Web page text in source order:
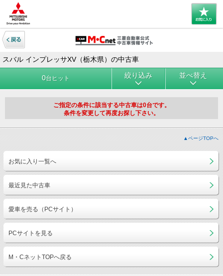
スバル インプレッサXV（栃木県）の中古車
0台ヒット 絞り込み 並べ替え
ご指定の条件に該当する中古車は0台です。
条件を変更して再度お探し下さい。
▲ページTOPへ
お気に入り一覧へ
最近見た中古車
愛車を売る（PCサイト）
PCサイトを見る
M・CネットTOPへ戻る